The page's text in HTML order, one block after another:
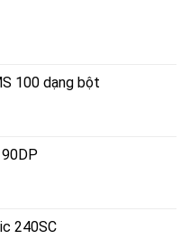
100 dạng bột
240SC